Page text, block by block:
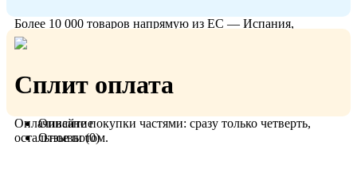
Более 10 000 товаров напрямую из ЕС — Испания,
Польша, Германия.
Сплит оплата
Оплачивайте покупки частями: сразу только четверть,
остальное потом.
Описание
Отзывы (0)